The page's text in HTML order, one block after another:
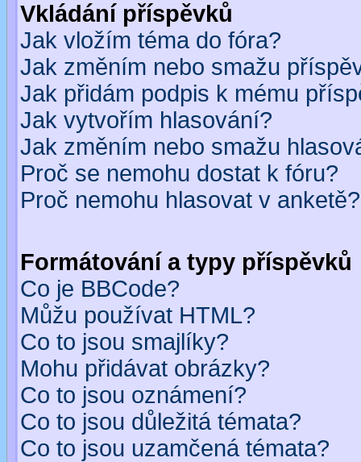
Vkládání příspěvků
Jak vložím téma do fóra?
Jak změním nebo smažu
Jak přidám podpis k mému
Jak vytvořím hlasování?
Jak změním nebo smažu
Proč se nemohu dostat k fóru?
Proč nemohu hlasovat v anketě?
Formátování a typy příspěvků
Co je BBCode?
Můžu používat HTML?
Co to jsou smajlíky?
Mohu přidávat obrázky?
Co to jsou oznámení?
Co to jsou důležitá témata?
Co to jsou uzamčená témata?